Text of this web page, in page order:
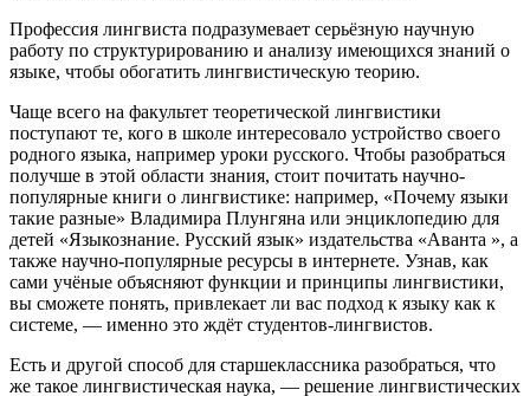
Профессия лингвиста подразумевает серьёзную научную
работу по структурированию и анализу имеющихся знаний о
языке, чтобы обогатить лингвистическую теорию.
Чаще всего на факультет теоретической лингвистики
поступают те, кого в школе интересовало устройство своего
родного языка, например уроки русского. Чтобы разобраться
получше в этой области знания, стоит почитать научно-
популярные книги о лингвистике: например, «Почему языки
такие разные» Владимира Плунгяна или энциклопедию для
детей «Языкознание. Русский язык» издательства «Аванта », а
также научно-популярные ресурсы в интернете. Узнав, как
сами учёные объясняют функции и принципы лингвистики,
вы сможете понять, привлекает ли вас подход к языку как к
системе, — именно это ждёт студентов-лингвистов.
Есть и другой способ для старшеклассника разобраться, что
же такое лингвистическая наука, — решение лингвистических